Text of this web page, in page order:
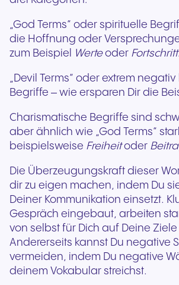
„God Terms“ oder spirituelle
die Hoffnung oder
zum Beispiel
Werteoder Fortschritt.
„Devil Terms“ oder extrem
Begriffe – wie ersparen Dir die
Charismatische Begriffe sind
aber ähnlich wie „God Terms“
beispielsweise Freiheitoder
Die Überzeugungskraft dieser
dir zu eigen machen, indem Du
Deiner Kommunikation einsetzt.
Gespräch eingebaut, arbeiten
von selbst für Dich auf Deine Ziele
Andererseits kannst Du negative
vermeiden, indem Du negative
deinem Vokabular streichst.